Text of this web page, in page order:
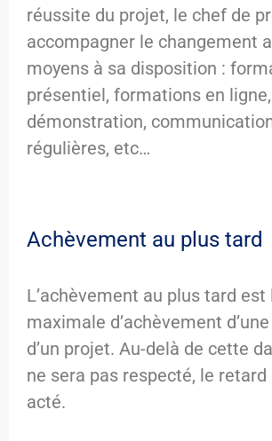
réussite du projet, le chef de
accompagner le changement
moyens à sa disposition :
présentiel, formations en
démonstration,
régulières, etc…
Achèvement au plus tard
L’achèvement au plus tard est
maximale d’achèvement
d’un projet. Au-delà de cette
ne sera pas respecté, le retard
acté.